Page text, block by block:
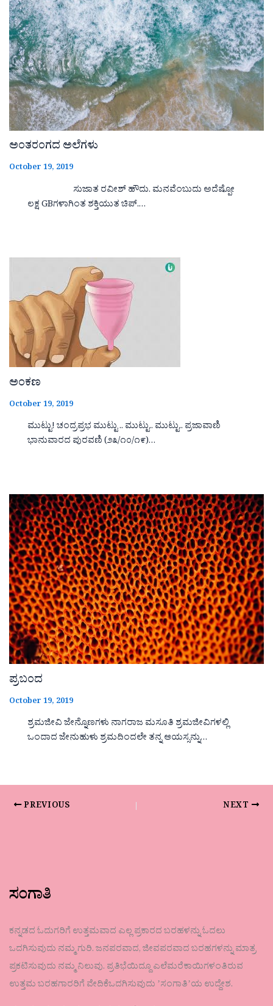
ಅಂತರಂಗದ ಅಲೆಗಳು
October 19, 2019
ಸುಜಾತ ರವೀಶ್ ಹೌದು. ಮನವೆಂಬುದು ಅದೆಷ್ಪೋ
ಲಕ್ಷ GBಗಳಾಗಿಂತ ಶಕ್ತಿಯುತ ಚಿಪ್.…
ಅಂಕಣ
October 19, 2019
ಮುಟ್ಟು! ಚಂದ್ರಪ್ರಭ ಮುಟ್ಟು .. ಮುಟ್ಟು.. ಮುಟ್ಟು.. ಪ್ರಜಾವಾಣಿ
ಭಾನುವಾರದ ಪುರವಣಿ (೨೩/೧೦/೧೯)…
ಪ್ರಬಂದ
October 19, 2019
ಶ್ರಮಜೀವಿ ಜೇನ್ನೊಣಗಳು ನಾಗರಾಜ ಮಸೂತಿ ಶ್ರಮಜೀವಿಗಳಲ್ಲಿ
ಒಂದಾದ ಜೇನುಹುಳು ಶ್ರಮದಿಂದಲೇ ತನ್ನ ಆಯಸ್ಸನ್ನು…
PREVIOUS NEXT
ಸಂಗಾತಿ
ಕನ್ನಡದ ಓದುಗರಿಗೆ ಉತ್ತಮವಾದ ಎಲ್ಲ ಪ್ರಕಾರದ ಬರಹಳನ್ನು ಓದಲು
ಒದಗಿಸುವುದು ನಮ್ಮ ಗುರಿ. ಜನಪರವಾದ, ಜೀವಪರವಾದ ಬರಹಗಳನ್ನು ಮಾತ್ರ
ಪ್ರಕಟಿಸುವುದು ನಮ್ಮ ನಿಲುವು. ಪ್ರತಿಭೆಯಿದ್ದೂ ಎಲೆಮರೆಕಾಯಿಗಳಂತಿರುವ
ಉತ್ತಮ ಬರಹಗಾರರಿಗೆ ವೇದಿಕೆಒದಗಿಸುವುದು ʼಸಂಗಾತಿʼಯ ಉದ್ದೇಶ.